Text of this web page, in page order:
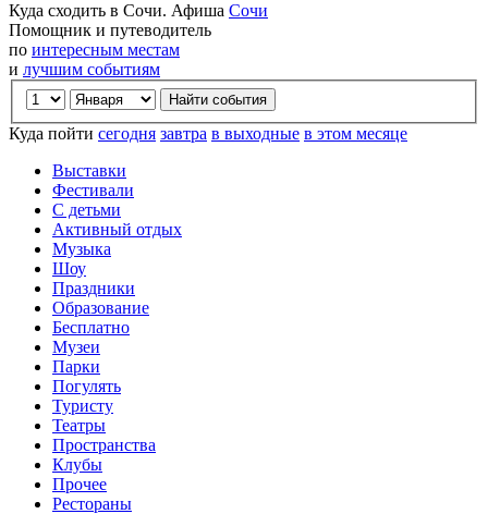
Куда сходить в Сочи. Афиша Сочи
Помощник и путеводитель
по интересным местам
и лучшим событиям
Куда пойти сегодня завтра в выходные в этом месяце
Выставки
Фестивали
С детьми
Активный отдых
Музыка
Шоу
Праздники
Образование
Бесплатно
Музеи
Парки
Погулять
Туристу
Театры
Пространства
Клубы
Прочее
Рестораны